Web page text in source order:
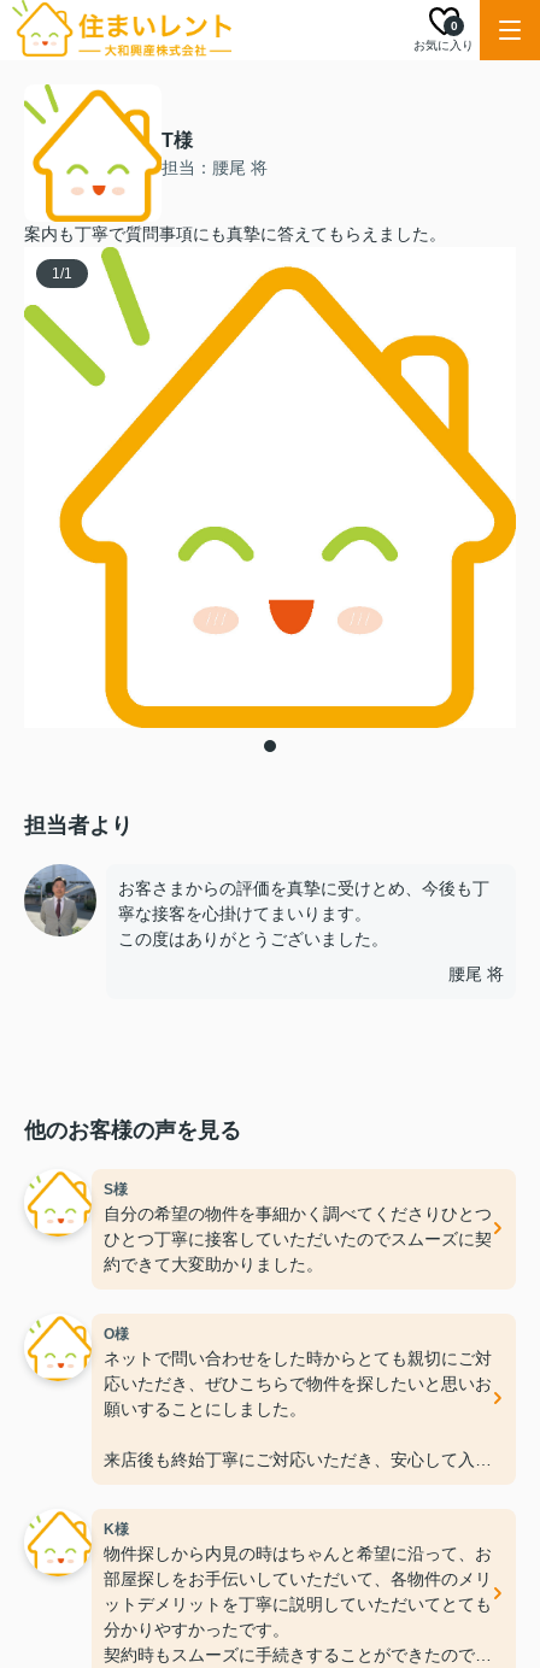
お気に入り
0
T様
担当：腰尾 将
案内も丁寧で質問事項にも真摯に答えてもらえました。
1/1
担当者より
お客さまからの評価を真摯に受けとめ、今後も丁
寧な接客を心掛けてまいります。
この度はありがとうございました。
腰尾 将
他のお客様の声を見る
S様
自分の希望の物件を事細かく調べてくださりひとつ
ひとつ丁寧に接客していただいたのでスムーズに契
約できて大変助かりました。
O様
ネットで問い合わせをした時からとても親切にご対
応いただき、ぜひこちらで物件を探したいと思いお
願いすることにしました。
来店後も終始丁寧にご対応いただき、安心して入居
準備を進めることができました！
この度は本当にありがとうございました。
今後ともよろしくお願いいたします。
K様
物件探しから内見の時はちゃんと希望に沿って、お
部屋探しをお手伝いしていただいて、各物件のメリ
ットデメリットを丁寧に説明していただいてとても
分かりやすかったです。
契約時もスムーズに手続きすることができたので、